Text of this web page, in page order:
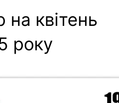
на квітень
року